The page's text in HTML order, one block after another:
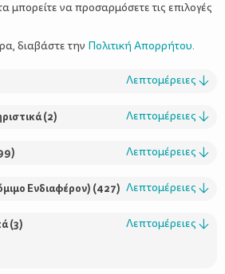
η σωστή
Σύνδεσμοι
να προσαρμόσετε τις επιλογές
διαβάστε την Πολιτική Απορρήτου.
Λεπτομέρειες ↓
(2) Λεπτομέρειες ↓
) Λεπτομέρειες ↓
Ενδιαφέρον) (427) Λεπτομέρειες ↓
(3) Λεπτομέρειες ↓